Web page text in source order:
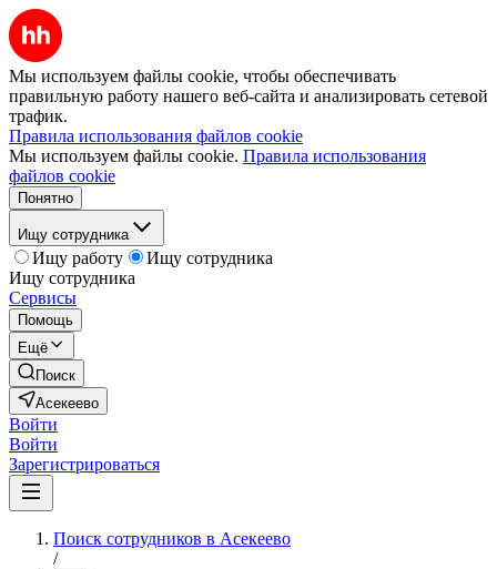
Мы используем файлы cookie, чтобы обеспечивать
правильную работу нашего веб-сайта и анализировать сетевой
трафик.
Правила использования файлов cookie
Мы используем файлы cookie. Правила использования
файлов cookie
Понятно
Ищу сотрудника
Ищу работу
Ищу сотрудника
Ищу сотрудника
Сервисы
Помощь
Ещё
Поиск
Асекеево
Войти
Войти
Зарегистрироваться
Поиск сотрудников в Асекеево
/